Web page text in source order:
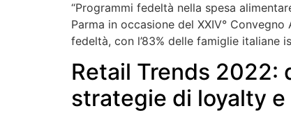
“Programmi fedeltà nella spesa
Parma in occasione del XXIV°
fedeltà, con l’83% delle famiglie
Retail Trends 2022:
strategie di loyalty